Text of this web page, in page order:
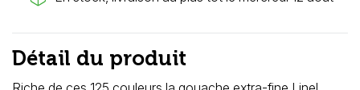
Détail du produit